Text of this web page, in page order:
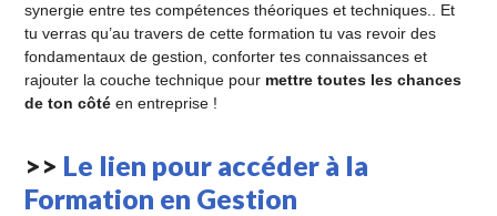
synergie entre tes compétences théoriques et techniques.. Et
tu verras qu’au travers de cette formation tu vas revoir des
fondamentaux de gestion, conforter tes connaissances et
rajouter la couche technique pour mettre toutes les chances
de ton côté en entreprise !
>> Le lien pour accéder à la
Formation en Gestion